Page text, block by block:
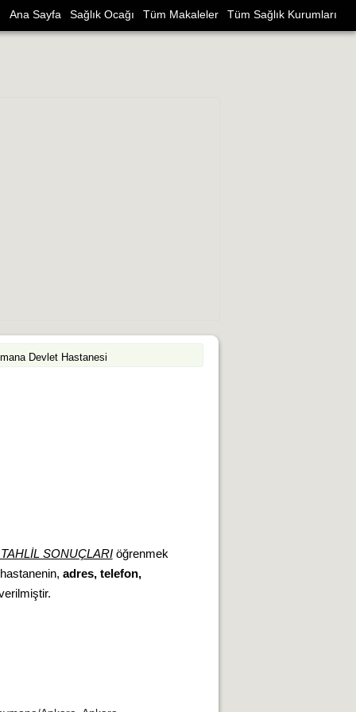
Ana Sayfa Sağlık Ocağı Tüm Makaleler Tüm Sağlık Kurumları
Devlet Hastanesi
SONUÇLARIöğrenmek
adres, telefon,